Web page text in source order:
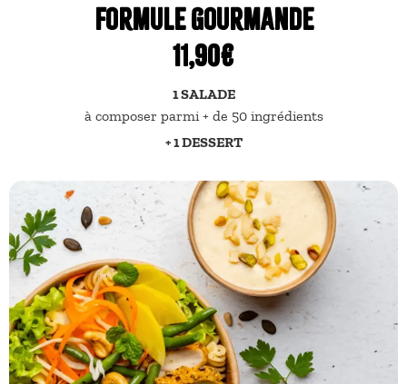
Formule gourmande
11,90€
1 SALADE
à composer parmi + de 50 ingrédients
+ 1 DESSERT